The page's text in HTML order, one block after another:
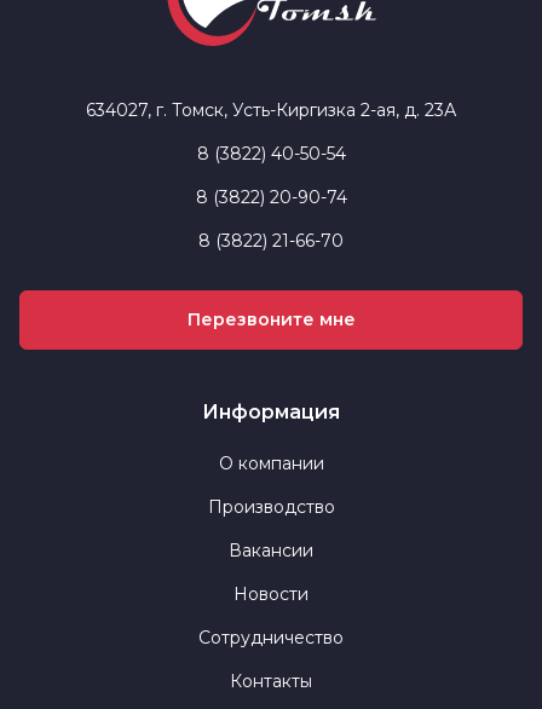
634027, г. Томск, Усть-Киргизка 2-ая, д. 23А
8 (3822) 40-50-54
8 (3822) 20-90-74
8 (3822) 21-66-70
Перезвоните мне
Информация
О компании
Производство
Вакансии
Новости
Сотрудничество
Контакты